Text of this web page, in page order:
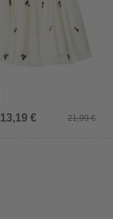
21,99 €
13,19 €